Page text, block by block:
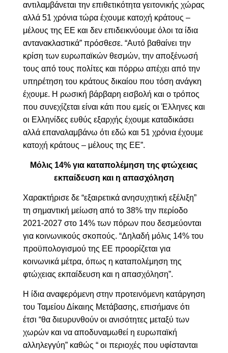
αντιλαμβάνεται την επιθετικότητα γειτονικής χώρας
αλλά 51 χρόνια τώρα έχουμε κατοχή κράτους –
μέλους της ΕΕ και δεν επιδεικνύουμε όλοι τα ίδια
αντανακλαστικά” πρόσθεσε. “Αυτό βαθαίνει την
κρίση των ευρωπαϊκών θεσμών, την αποξένωσή
τους από τους πολίτες και πόρρω απέχει από την
υπηρέτηση του κράτους δικαίου που τόση ανάγκη
έχουμε. Η ρωσική βάρβαρη εισβολή και ο τρόπος
που συνεχίζεται είναι κάτι που εμείς οι Έλληνες και
οι Ελληνίδες ευθύς εξαρχής έχουμε καταδικάσει
αλλά επαναλαμβάνω ότι εδώ και 51 χρόνια έχουμε
κατοχή κράτους – μέλους της ΕΕ”.
Μόλις 14% για καταπολέμηση της φτώχειας
εκπαίδευση και η απασχόληση
Χαρακτήρισε δε “εξαιρετικά ανησυχητική εξέλιξη”
τη σημαντική μείωση από το 38% την περίοδο
2021-2027 στο 14% των πόρων που δεσμεύονται
για κοινωνικούς σκοπούς. “Δηλαδή μόλις 14% του
προϋπολογισμού της ΕΕ προορίζεται για
κοινωνικά μέτρα, όπως η καταπολέμηση της
φτώχειας εκπαίδευση και η απασχόληση”.
Η ίδια αναφερόμενη στην προτεινόμενη κατάργηση
του Ταμείου Δίκαιης Μετάβασης, επισήμανε ότι
έτσι “θα διευρυνθούν οι ανισότητες μεταξύ των
χωρών και να αποδυναμωθεί η ευρωπαϊκή
αλληλεγγύη” καθώς “ οι περιοχές που υφίστανται